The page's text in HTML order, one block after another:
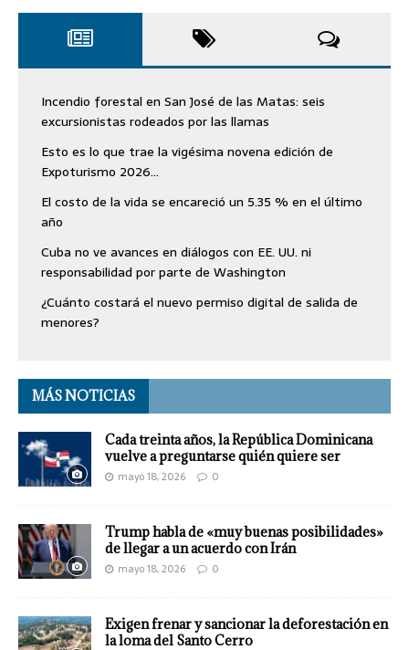
Incendio forestal en San José de las Matas: seis
excursionistas rodeados por las llamas
Esto es lo que trae la vigésima novena edición de
Expoturismo 2026…
El costo de la vida se encareció un 5.35 % en el último
año
Cuba no ve avances en diálogos con EE. UU. ni
responsabilidad por parte de Washington
¿Cuánto costará el nuevo permiso digital de salida de
menores?
MÁS NOTICIAS
Cada treinta años, la República Dominicana
vuelve a preguntarse quién quiere ser
mayo 18, 2026 0
Trump habla de «muy buenas posibilidades»
de llegar a un acuerdo con Irán
mayo 18, 2026 0
Exigen frenar y sancionar la deforestación en
la loma del Santo Cerro